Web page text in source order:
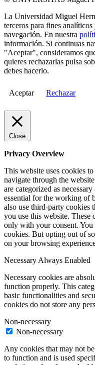
La Universidad Miguel
terceros para fines
navegación. En nuestra
información. Si continuas
"Aceptar", consideramos
quieres rechazarlas pulsa
debes hacerlo.
Aceptar Rechazar
Close
Privacy Overview
This website uses cookies
navigate through the
are categorized as
essential for the working of
also use third-party cookies
you use this website.
only with your consent. You
cookies. But opting out of
on your browsing
Necessary Always Enabled
Necessary cookies are
function properly. This
basic functionalities and
cookies do not store any
Non-necessary
Non-necessary
Any cookies that may not
to function and is used